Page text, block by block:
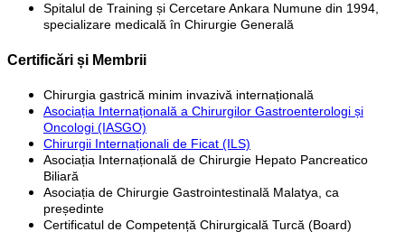
Spitalul de Training și Cercetare Ankara Numune din 1994,
specializare medicală în Chirurgie Generală
Certificări și Membrii
Chirurgia gastrică minim invazivă internațională
Asociația Internațională a Chirurgilor Gastroenterologi și
Oncologi (IASGO)
Chirurgii Internaționali de Ficat (ILS)
Asociația Internațională de Chirurgie Hepato Pancreatico
Biliară
Asociația de Chirurgie Gastrointestinală Malatya, ca
președinte
Certificatul de Competență Chirurgicală Turcă (Board)